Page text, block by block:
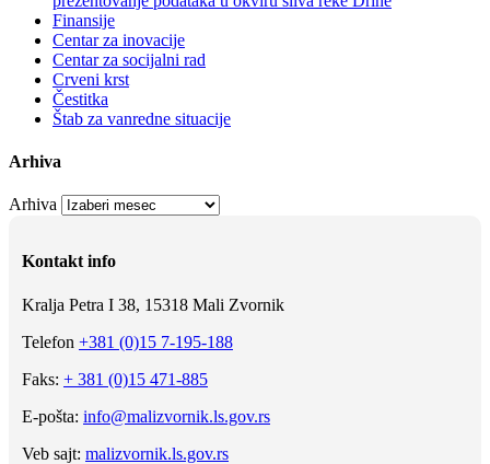
Finansije
Centar za inovacije
Centar za socijalni rad
Crveni krst
Čestitka
Štab za vanredne situacije
Arhiva
Arhiva
Kontakt info
Kralja Petra I 38, 15318 Mali Zvornik
Telefon +381 (0)15 7-195-188
Faks: + 381 (0)15 471-885
E-pošta: info@malizvornik.ls.gov.rs
Veb sajt: malizvornik.ls.gov.rs